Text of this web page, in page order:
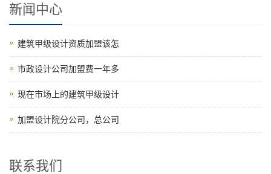
新闻中心
建筑甲级设计资质加盟该怎
市政设计公司加盟费一年多
现在市场上的建筑甲级设计
加盟设计院分公司，总公司
联系我们